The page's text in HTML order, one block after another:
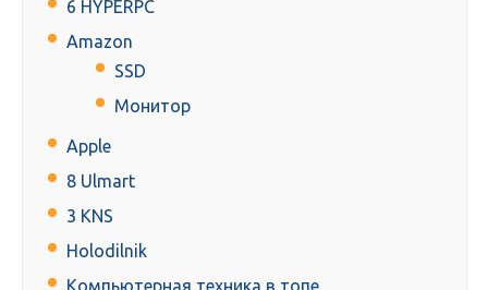
6 HYPERPC
Amazon
SSD
Монитор
Apple
8 Ulmart
3 KNS
Holodilnik